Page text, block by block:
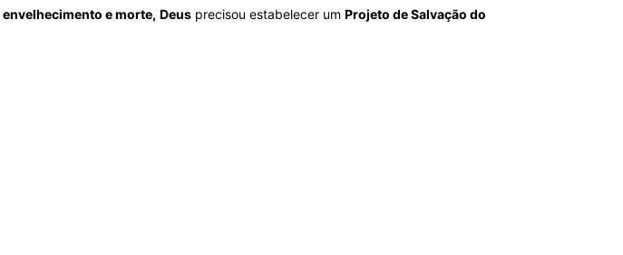
envelhecimento e morte, Deus precisou estabelecer um Projeto de Salvação do